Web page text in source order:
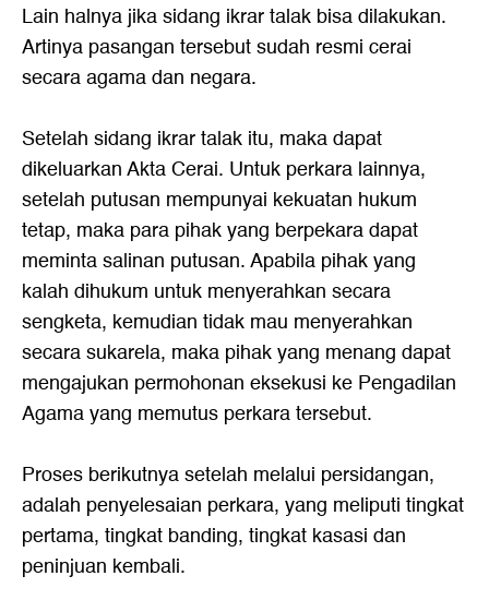
Lain halnya jika sidang ikrar talak bisa dilakukan.
Artinya pasangan tersebut sudah resmi cerai
secara agama dan negara.
Setelah sidang ikrar talak itu, maka dapat
dikeluarkan Akta Cerai. Untuk perkara lainnya,
setelah putusan mempunyai kekuatan hukum
tetap, maka para pihak yang berpekara dapat
meminta salinan putusan. Apabila pihak yang
kalah dihukum untuk menyerahkan secara
sengketa, kemudian tidak mau menyerahkan
secara sukarela, maka pihak yang menang dapat
mengajukan permohonan eksekusi ke Pengadilan
Agama yang memutus perkara tersebut.
Proses berikutnya setelah melalui persidangan,
adalah penyelesaian perkara, yang meliputi tingkat
pertama, tingkat banding, tingkat kasasi dan
peninjuan kembali.